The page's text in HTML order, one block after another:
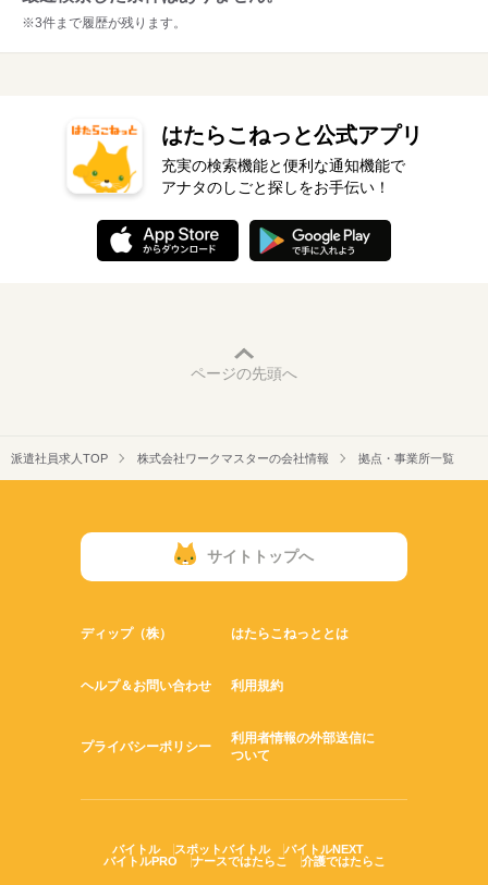
※3件まで履歴が残ります。
はたらこねっと公式アプリ
充実の検索機能と便利な通知機能で
アナタのしごと探しをお手伝い！
ページの先頭へ
派遣社員求人TOP 株式会社ワークマスターの会社情報 拠点・事業所一覧
サイトトップへ
ディップ（株） はたらこねっととは
ヘルプ＆お問い合わせ 利用規約
プライバシーポリシー
利用者情報の外部送信に
ついて
バイトル スポットバイトル
バイトルNEXT
バイトルPRO
ナースではたらこ 介護ではたらこ